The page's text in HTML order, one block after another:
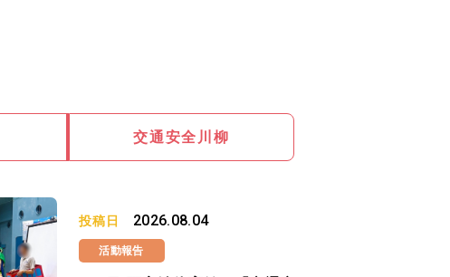
交通安全川柳
投稿日 2026.08.04
活動報告